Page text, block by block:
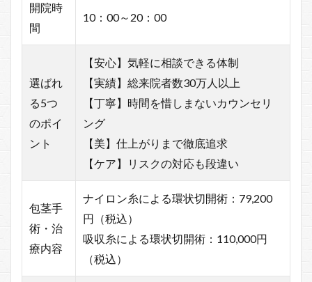
開院時
間
10：00～20：00
選ばれ
る5つ
のポイ
ント
【安心】気軽に相談できる体制
【実績】総来院者数30万人以上
【丁寧】時間を惜しまないカウンセリ
ング
【美】仕上がりまで徹底追求
【ケア】リスクの対応も段違い
包茎手
術・治
療内容
ナイロン糸による環状切開術：79,200
円（税込）
吸収糸による環状切開術：110,000円
（税込）